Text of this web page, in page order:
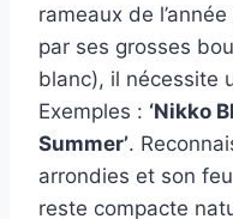
rameaux de
par ses grosses
blanc), il nécessite
Exemples : ‘Nikko
Summer’.
arrondies et son
reste compacte